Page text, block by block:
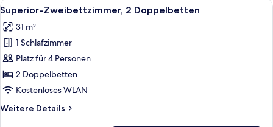
Bett
Alle
Fotos
für
Superior-
Zweibettzimmer,
2 Doppelbetten
anzeigen
5
Superior-Zweibettzimmer, 2 Doppelbetten
31 m²
1 Schlafzimmer
Platz für 4 Personen
2 Doppelbetten
Kostenloses WLAN
Weitere Details
Weitere